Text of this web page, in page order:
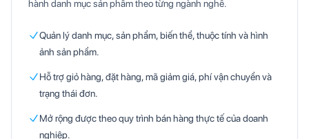
hành danh mục sản phẩm theo từng ngành nghề.
Quản lý danh mục, sản phẩm, biến thể, thuộc tính và hình
ảnh sản phẩm.
Hỗ trợ giỏ hàng, đặt hàng, mã giảm giá, phí vận chuyển và
trạng thái đơn.
Mở rộng được theo quy trình bán hàng thực tế của doanh
nghiệp.